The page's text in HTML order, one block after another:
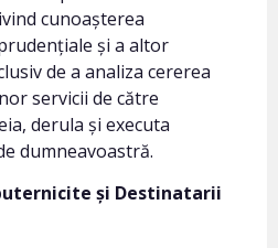
cunoașterea
și a altor
de a analiza cererea
servicii de către
derula și executa
dumneavoastră.
și Destinatarii